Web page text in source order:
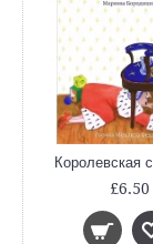
Королевская
£6.50